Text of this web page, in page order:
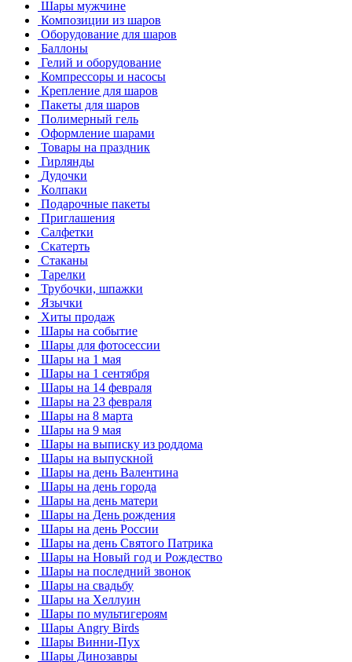
Шары мужчине
Композиции из шаров
Оборудование для шаров
Баллоны
Гелий и оборудование
Компрессоры и насосы
Крепление для шаров
Пакеты для шаров
Полимерный гель
Оформление шарами
Товары на праздник
Гирлянды
Дудочки
Колпаки
Подарочные пакеты
Приглашения
Салфетки
Скатерть
Стаканы
Тарелки
Трубочки, шпажки
Язычки
Хиты продаж
Шары на событие
Шары для фотосессии
Шары на 1 мая
Шары на 1 сентября
Шары на 14 февраля
Шары на 23 февраля
Шары на 8 марта
Шары на 9 мая
Шары на выписку из роддома
Шары на выпускной
Шары на день Валентина
Шары на день города
Шары на день матери
Шары на День рождения
Шары на день России
Шары на день Святого Патрика
Шары на Новый год и Рождество
Шары на последний звонок
Шары на свадьбу
Шары на Хеллуин
Шары по мультигероям
Шары Angry Birds
Шары Винни-Пух
Шары Динозавры